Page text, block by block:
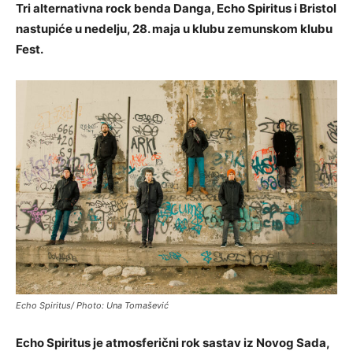
Tri alternativna rock benda Danga, Echo Spiritus i Bristol
nastupiće u nedelju, 28. maja u klubu zemunskom klubu
Fest.
Echo Spiritus/ Photo: Una Tomašević
Echo Spiritus je atmosferični rok sastav iz Novog Sada,